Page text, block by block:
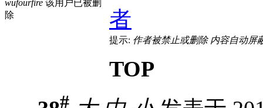
wufourfire 该用户已被删
除
者
提示: 作者被禁止或删除 内容自动屏
TOP
#